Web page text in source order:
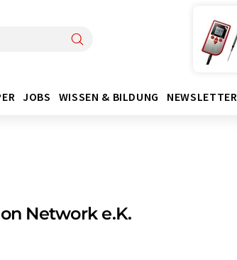
JOBS WISSEN & BILDUNG NEWSLETTER
Network e.K.